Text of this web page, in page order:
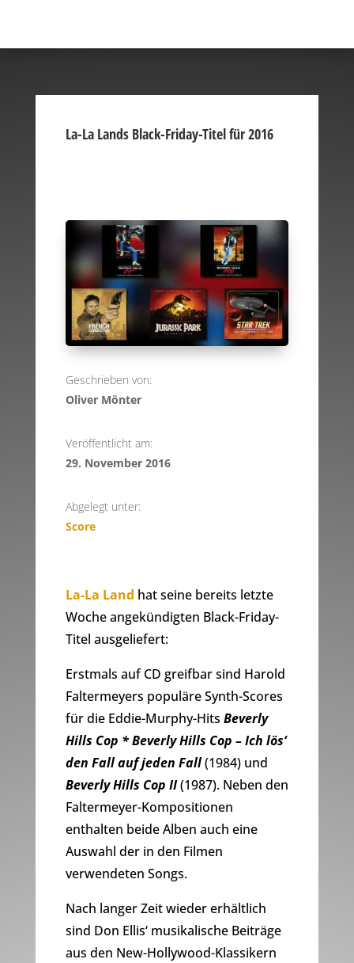
La-La Lands Black-Friday-Titel für 2016
Geschrieben von:
Oliver Mönter
Veröffentlicht am:
29. November 2016
Abgelegt unter:
Score
La-La Land hat seine bereits letzte
Woche angekündigten Black-Friday-
Titel ausgeliefert:
Erstmals auf CD greifbar sind Harold
Faltermeyers populäre Synth-Scores
für die Eddie-Murphy-Hits Beverly
Hills Cop * Beverly Hills Cop – Ich lös‘
den Fall auf jeden Fall(1984) und
Beverly Hills Cop II(1987). Neben den
Faltermeyer-Kompositionen
enthalten beide Alben auch eine
Auswahl der in den Filmen
verwendeten Songs.
Nach langer Zeit wieder erhältlich
sind Don Ellis‘ musikalische Beiträge
aus den New-Hollywood-Klassikern